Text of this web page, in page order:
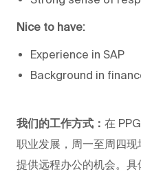
Nice to have:
Experience in SAP
Background in
我们的工作方式： 在
职业发展，周一至周四
提供远程办公的机会。具